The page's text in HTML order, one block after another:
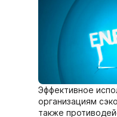
Эффективное
организациям
также